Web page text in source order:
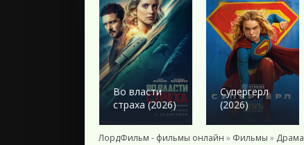
2025
2024
2023
2022
2021
2020
2018
Во власти
страха (2026)
Супергерл
(2026)
ЛордФильм - фильмы онлайн » Фильмы » Драма